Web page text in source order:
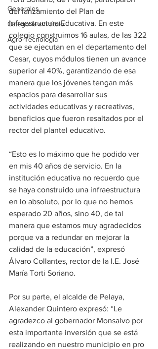
Generales
Categoría sin título
Agro-Tecnología
del lanzamiento del Plan de
Infraestructura Educativa. En este
colegio construimos 16 aulas, de las 322
que se ejecutan en el departamento del
Cesar, cuyos módulos tienen un avance
superior al 40%, garantizando de esa
manera que los jóvenes tengan más
espacios para desarrollar sus
actividades educativas y recreativas,
beneficios que fueron resaltados por el
rector del plantel educativo.
“Esto es lo máximo que he podido ver
en mis 40 años de servicio. En la
institución educativa no recuerdo que
se haya construido una infraestructura
en lo absoluto, por lo que no hemos
esperado 20 años, sino 40, de tal
manera que estamos muy agradecidos
porque va a redundar en mejorar la
calidad de la educación”, expresó
Álvaro Collantes, rector de la I.E. José
María Torti Soriano.
Por su parte, el alcalde de Pelaya,
Alexander Quintero expresó: “Le
agradezco al gobernador Monsalvo por
esta importante inversión que se está
realizando en nuestro municipio en pro